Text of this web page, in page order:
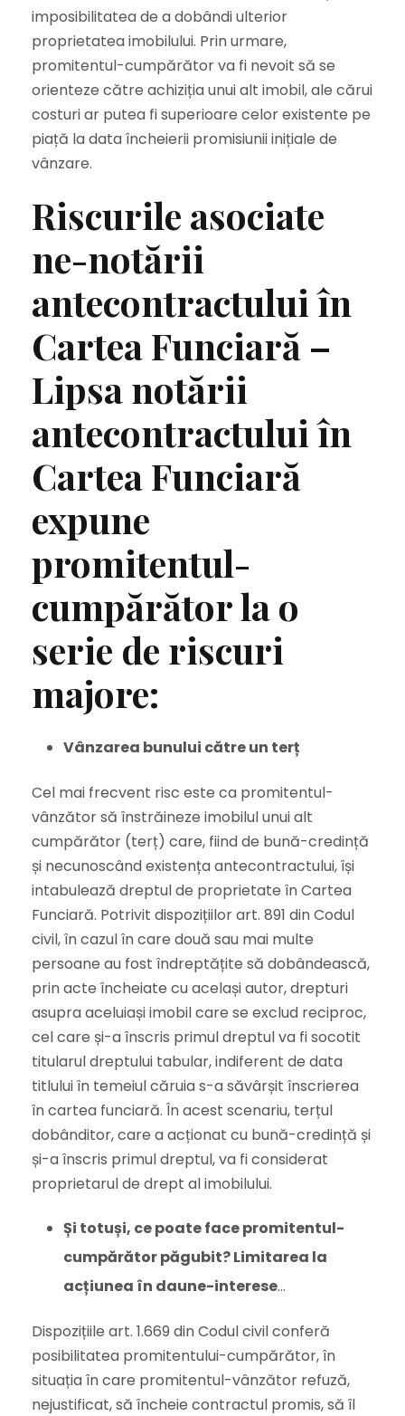
imposibilitatea de a dobândi ulterior
proprietatea imobilului. Prin urmare,
promitentul-cumpărător va fi nevoit să se
orienteze către achiziția unui alt imobil, ale cărui
costuri ar putea fi superioare celor existente pe
piață la data încheierii promisiunii inițiale de
vânzare.
Riscurile asociate
ne-notării
antecontractului în
Cartea Funciară –
Lipsa notării
antecontractului în
Cartea Funciară
expune
promitentul-
cumpărător la o
serie de riscuri
majore:
Vânzarea bunului către un terț
Cel mai frecvent risc este ca promitentul-
vânzător să înstrăineze imobilul unui alt
cumpărător (terț) care, fiind de bună-credință
și necunoscând existența antecontractului, își
intabulează dreptul de proprietate în Cartea
Funciară. Potrivit dispozițiilor art. 891 din Codul
civil, în cazul în care două sau mai multe
persoane au fost îndreptățite să dobândească,
prin acte încheiate cu același autor, drepturi
asupra aceluiași imobil care se exclud reciproc,
cel care și-a înscris primul dreptul va fi socotit
titularul dreptului tabular, indiferent de data
titlului în temeiul căruia s-a săvârșit înscrierea
în cartea funciară. În acest scenariu, terțul
dobânditor, care a acționat cu bună-credință și
și-a înscris primul dreptul, va fi considerat
proprietarul de drept al imobilului.
Și totuși, ce poate face promitentul-
cumpărător păgubit? Limitarea la
acțiunea în daune-interese…
Dispozițiile art. 1.669 din Codul civil conferă
posibilitatea promitentului-cumpărător, în
situația în care promitentul-vânzător refuză,
nejustificat, să încheie contractul promis, să îl